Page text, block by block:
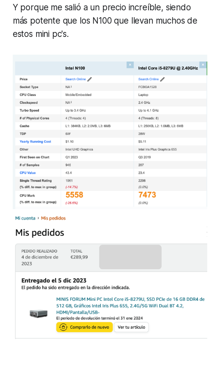
Y porque me salió a un precio increíble, siendo
más potente que los N100 que llevan muchos de
estos mini pc's.